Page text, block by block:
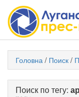
Головна / Поиск /
Поиск по тегу: